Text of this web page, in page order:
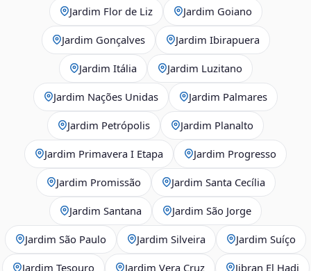
Jardim Flor de Liz Jardim Goiano
Jardim Gonçalves Jardim Ibirapuera
Jardim Itália Jardim Luzitano
Jardim Nações Unidas Jardim Palmares
Jardim Petrópolis Jardim Planalto
Jardim Primavera I Etapa Jardim Progresso
Jardim Promissão Jardim Santa Cecília
Jardim Santana Jardim São Jorge
Jardim São Paulo Jardim Silveira Jardim Suíço
Jardim Tesouro Jardim Vera Cruz Jibran El Hadj